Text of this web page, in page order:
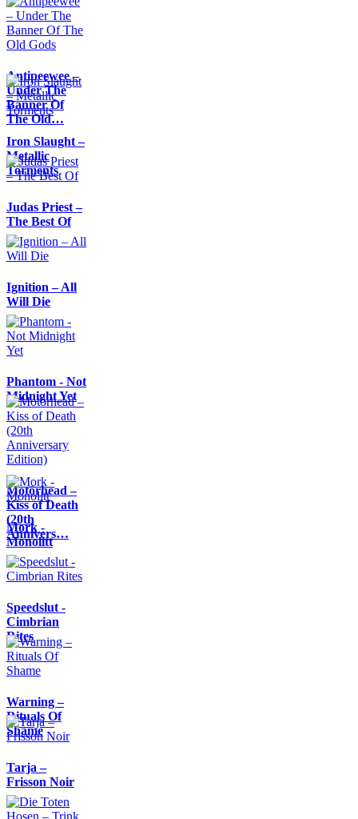
Antipeewee –
Under The
Banner Of
The Old…
Iron Slaught –
Metallic
Torments
Judas Priest –
The Best Of
Ignition – All
Will Die
Phantom - Not
Midnight Yet
Motörhead –
Kiss of Death
(20th
Annivers…
Mork -
Monolitt
Speedslut -
Cimbrian
Rites
Warning –
Rituals Of
Shame
Tarja –
Frisson Noir